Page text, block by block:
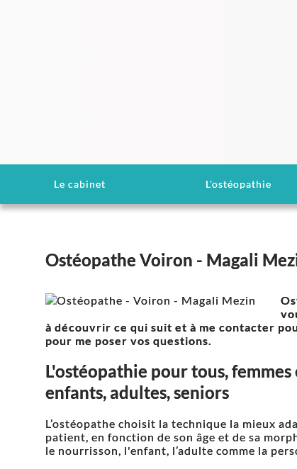
Le cabinet L'ostéopathie
Ostéopathe Voiron - Magali
à découvrir ce qui suit et à me contacter
pour me poser vos questions.
L'ostéopathie pour tous,
enfants, adultes, seniors
L’ostéopathe choisit la technique la mieux
patient, en fonction de son âge et de sa
le nourrisson, l'enfant, l’adulte comme la